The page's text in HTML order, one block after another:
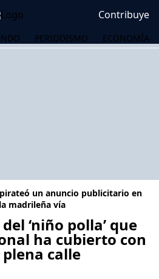
Contribuye
PERIODISMO ECONOMÍA
un anuncio publicitario en
madrileña vía
‘niño polla’ que
ha cubierto con
calle